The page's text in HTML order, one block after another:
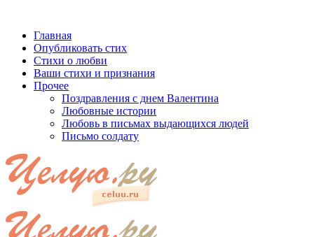
Главная
Опубликовать стих
Стихи о любви
Ваши стихи и признания
Прочее
Поздравления с днем Валентина
Любовные истории
Любовь в письмах выдающихся людей
Письмо солдату